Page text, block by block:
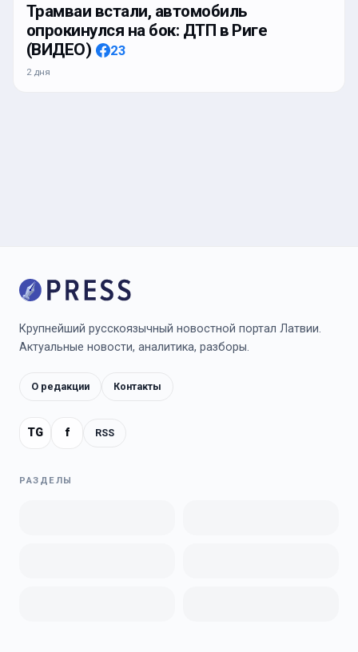
Трамваи встали, автомобиль
опрокинулся на бок: ДТП в Риге
(ВИДЕО)
23
2 дня
Крупнейший русскоязычный новостной портал Латвии.
Актуальные новости, аналитика, разборы.
О редакции Контакты
TG f RSS
РАЗДЕЛЫ